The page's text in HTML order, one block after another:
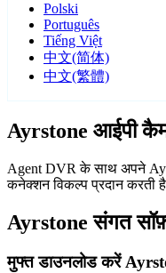
Polski
Português
Tiếng Việt
中文(简体)
中文(繁體)
Ayrstone आईपी
Agent DVR के साथ अपने
कनेक्शन विकल्प प्रदान करती
Ayrstone संगत
मुफ्त डाउनलोड करें